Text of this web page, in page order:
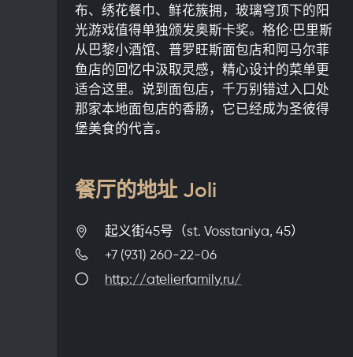
布、绣花餐巾、鲜花簇拥，玻璃穹顶下的阳
光游戏值得单独颁发奥斯卡奖。格伦·巴里斯
从巴黎小酒馆、普罗旺斯面包店和阿马尔菲
鱼店的回忆中汲取灵感，精心设计的菜单更
适合这里。说到面包店，千万别错过入口处
那家本地面包店的香肠，它已经成为圣彼得
堡美食的代言。
餐厅的地址 Joli
起义街45号（st. Vosstaniya, 45）
+7 (931) 260-22-06
http://atelierfamily.ru/